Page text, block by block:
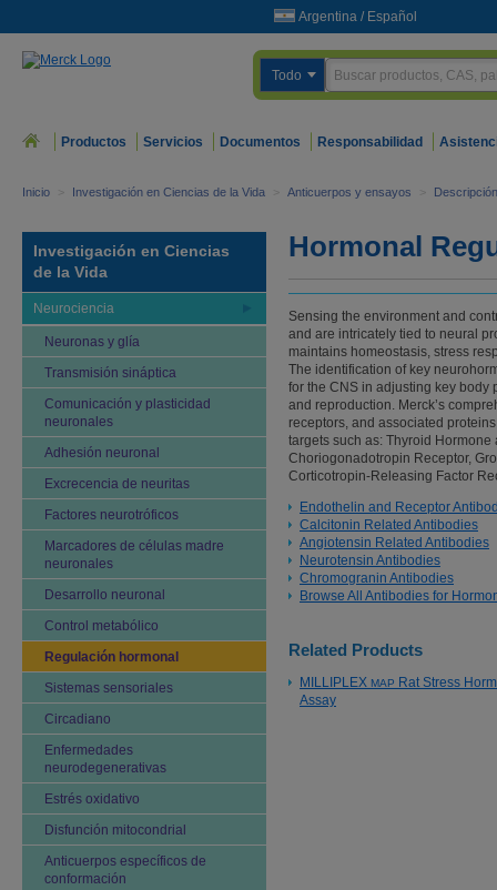
Argentina / Español
Todo
Productos Servicios Documentos Responsabilidad
Inicio > Investigación en Ciencias de la Vida > Anticuerpos y ensayos >
Investigación en Ciencias
de la Vida
Neurociencia
Neuronas y glía
Transmisión sináptica
Comunicación y plasticidad
neuronales
Adhesión neuronal
Excrecencia de neuritas
Factores neurotróficos
Marcadores de células madre
neuronales
Desarrollo neuronal
Control metabólico
Regulación hormonal
Sistemas sensoriales
Circadiano
Enfermedades
neurodegenerativas
Estrés oxidativo
Disfunción mitocondrial
Anticuerpos específicos de
conformación
Hormonal
Sensing the environment and
and are intricately tied to neural
maintains homeostasis, stress
The identification of key
for the CNS in adjusting key body
and reproduction. Merck’s
receptors, and associated
targets such as: Thyroid
Choriogonadotropin Receptor,
Corticotropin-Releasing Factor
Endothelin and Receptor
Calcitonin Related Antibodies
Angiotensin Related Antibodies
Neurotensin Antibodies
Chromogranin Antibodies
Browse All Antibodies for
Related Products
MILLIPLEX MAP Rat Stress
Assay